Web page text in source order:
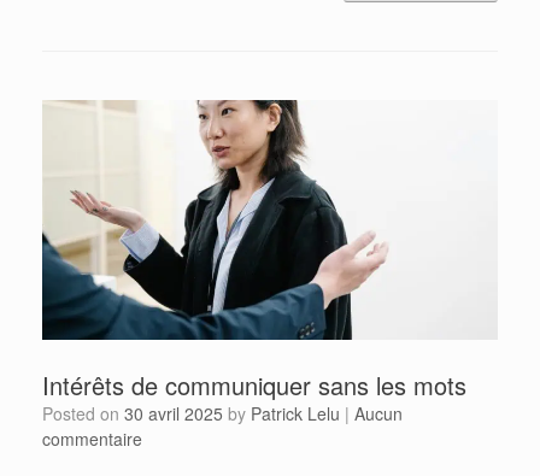
Intérêts de communiquer sans les mots
Posted on 30 avril 2025 by Patrick Lelu | Aucun
commentaire